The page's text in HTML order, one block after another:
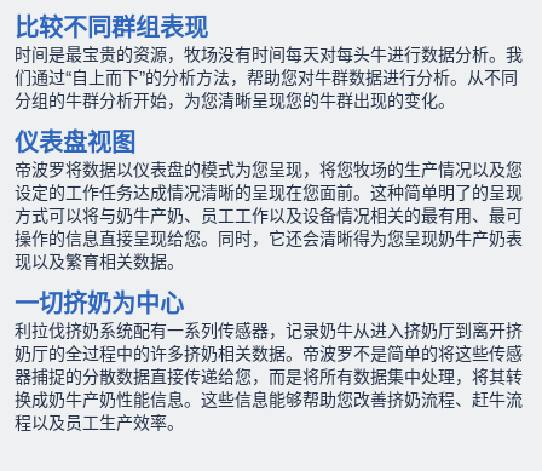
比较不同群组表现
时间是最宝贵的资源，牧场没有时间每天对每头牛进行数据分析。我
们通过“自上而下”的分析方法，帮助您对牛群数据进行分析。从不同
分组的牛群分析开始，为您清晰呈现您的牛群出现的变化。
仪表盘视图
帝波罗将数据以仪表盘的模式为您呈现，将您牧场的生产情况以及您
设定的工作任务达成情况清晰的呈现在您面前。这种简单明了的呈现
方式可以将与奶牛产奶、员工工作以及设备情况相关的最有用、最可
操作的信息直接呈现给您。同时，它还会清晰得为您呈现奶牛产奶表
现以及繁育相关数据。
一切挤奶为中心
利拉伐挤奶系统配有一系列传感器，记录奶牛从进入挤奶厅到离开挤
奶厅的全过程中的许多挤奶相关数据。帝波罗不是简单的将这些传感
器捕捉的分散数据直接传递给您，而是将所有数据集中处理，将其转
换成奶牛产奶性能信息。这些信息能够帮助您改善挤奶流程、赶牛流
程以及员工生产效率。